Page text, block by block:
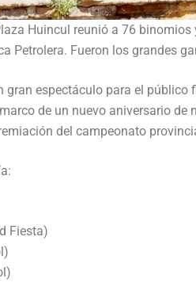
Huincul reunió a 76
Petrolera. Fueron los grandes
gran espectáculo para el público
de un nuevo aniversario de
del campeonato
Fiesta)